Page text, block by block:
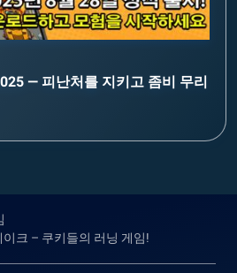
— 피난처를 지키고 좀비 무리
크 – 쿠키들의 러닝 게임!